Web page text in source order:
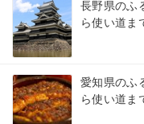
長野県のふ
ら使い道ま
愛知県のふ
ら使い道ま